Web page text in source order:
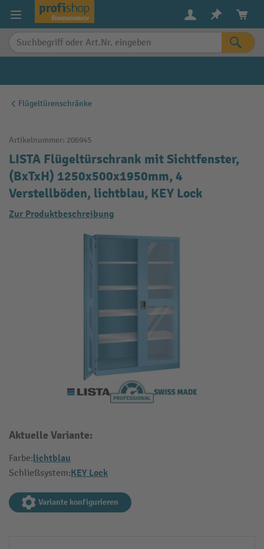
springen
Flügeltürenschränke
Artikelnummer: 206945
LISTA Flügeltürschrank mit Sichtfenster,
(BxTxH) 1250x500x1950mm, 4
Verstellböden, lichtblau, KEY Lock
Zur Produktbeschreibung
Aktuelle Variante:
Farbe:lichtblau
Schließsystem:KEY Lock
Variante konfigurieren